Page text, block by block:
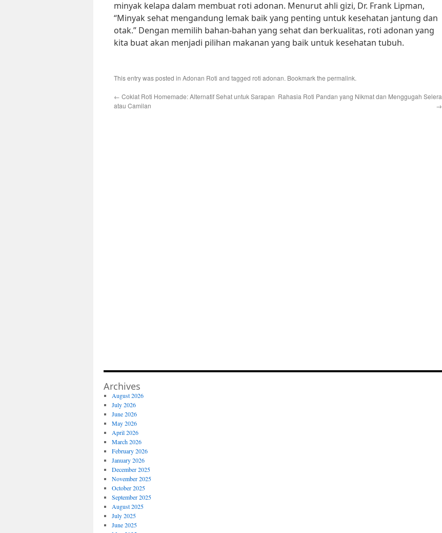
minyak kelapa dalam membuat roti adonan. Menurut ahli gizi, Dr. Frank Lipman,
“Minyak sehat mengandung lemak baik yang penting untuk kesehatan jantung dan
otak.” Dengan memilih bahan-bahan yang sehat dan berkualitas, roti adonan yang
kita buat akan menjadi pilihan makanan yang baik untuk kesehatan tubuh.
This entry was posted in Adonan Roti and tagged roti adonan. Bookmark the permalink.
← Coklat Roti Homemade: Alternatif Sehat untuk Sarapan
atau Camilan
Rahasia Roti Pandan yang Nikmat dan Menggugah Selera
→
Archives
August 2026
July 2026
June 2026
May 2026
April 2026
March 2026
February 2026
January 2026
December 2025
November 2025
October 2025
September 2025
August 2025
July 2025
June 2025